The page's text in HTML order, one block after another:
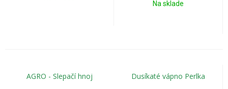
Na sklade
AGRO - Slepačí hnoj Dusíkaté vápno Perlka